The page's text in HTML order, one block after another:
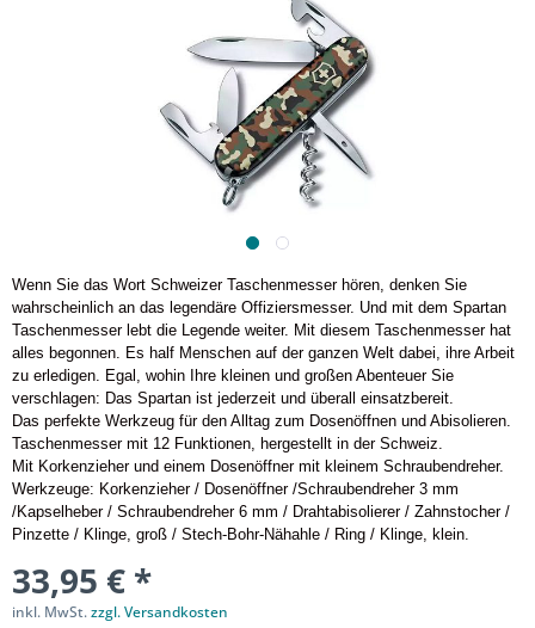
Wenn Sie das Wort Schweizer Taschenmesser hören, denken Sie
wahrscheinlich an das legendäre Offiziersmesser. Und mit dem Spartan
Taschenmesser lebt die Legende weiter. Mit diesem Taschenmesser hat
alles begonnen. Es half Menschen auf der ganzen Welt dabei, ihre Arbeit
zu erledigen. Egal, wohin Ihre kleinen und großen Abenteuer Sie
verschlagen: Das Spartan ist jederzeit und überall einsatzbereit.
Das perfekte Werkzeug für den Alltag zum Dosenöffnen und Abisolieren.
Taschenmesser mit 12 Funktionen, hergestellt in der Schweiz.
Mit Korkenzieher und einem Dosenöffner mit kleinem Schraubendreher.
Werkzeuge: Korkenzieher / Dosenöffner /Schraubendreher 3 mm
/Kapselheber / Schraubendreher 6 mm / Drahtabisolierer / Zahnstocher /
Pinzette / Klinge, groß / Stech-Bohr-Nähahle / Ring / Klinge, klein.
33,95 € *
inkl. MwSt.zzgl. Versandkosten